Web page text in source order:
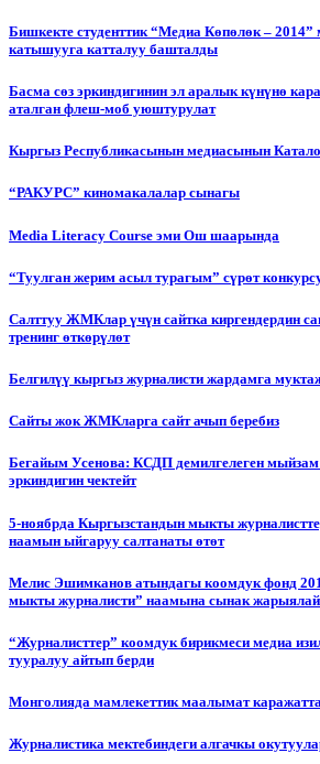
Бишкекте студенттик “Медиа Көпөлөк – 2014”
катышууга катталуу башталды
Басма сөз эркиндигинин эл аралык күнүнө
аталган флеш-моб уюштурулат
Кыргыз Республикасынын медиасынын
“РАКУРС” киномакалалар сынагы
Media Literacy Сourse эми Ош шаарында
“Туулган жерим асыл турагым” сүрөт
Салттуу ЖМКлар үчүн сайтка киргендердин
тренинг өткөрүлөт
Белгилүү кыргыз журналисти жардамга
Сайты жок ЖМКларга сайт ачып беребиз
Бегайым Усенова: КСДП демилгелеген мыйзам
эркиндигин чектейт
5-ноябрда Кыргызстандын мыкты
наамын ыйгаруу салтанаты өтөт
Мелис Эшимканов атындагы коомдук фонд
мыкты журналисти” наамына сынак
“Журналисттер” коомдук бирикмеси медиа
тууралуу айтып берди
Монголияда мамлекеттик маалымат
Журналистика мектебиндеги алгачкы